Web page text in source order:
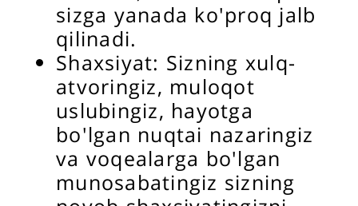
sizga yanada ko'proq jalb
qilinadi.
Shaxsiyat: Sizning xulq-
atvoringiz, muloqot
uslubingiz, hayotga
bo'lgan nuqtai nazaringiz
va voqealarga bo'lgan
munosabatingiz sizning